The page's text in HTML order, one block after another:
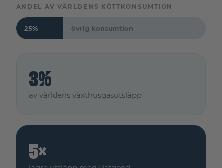
ANDEL AV VÄRLDENS KÖTTKONSUMTION
25% övrig konsumtion
3%
av världens växthusgasutsläpp
5×